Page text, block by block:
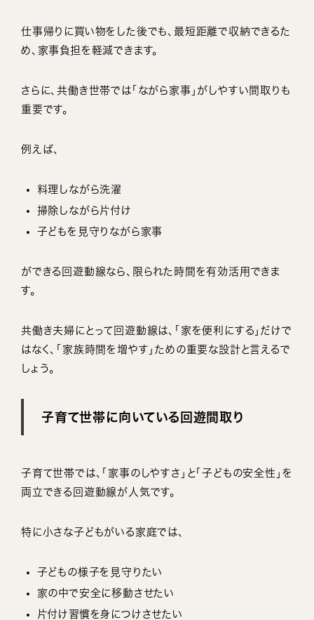
仕事帰りに買い物をした後でも、最短距離で収納できるた
め、家事負担を軽減できます。
さらに、共働き世帯では「ながら家事」がしやすい間取りも
重要です。
例えば、
料理しながら洗濯
掃除しながら片付け
子どもを見守りながら家事
ができる回遊動線なら、限られた時間を有効活用できま
す。
共働き夫婦にとって回遊動線は、「家を便利にする」だけで
はなく、「家族時間を増やす」ための重要な設計と言えるで
しょう。
子育て世帯に向いている回遊間取り
子育て世帯では、「家事のしやすさ」と「子どもの安全性」を
両立できる回遊動線が人気です。
特に小さな子どもがいる家庭では、
子どもの様子を見守りたい
家の中で安全に移動させたい
片付け習慣を身につけさせたい